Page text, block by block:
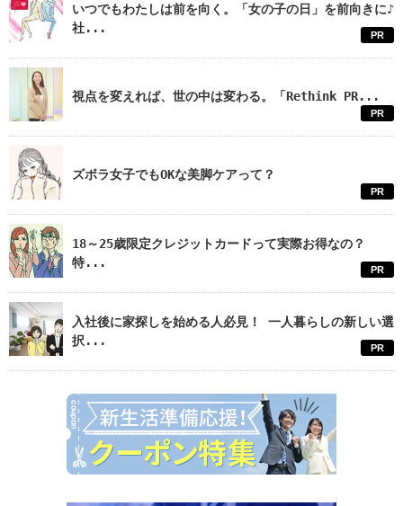
いつでもわたしは前を向く。「女の子の日」を前向きに♪
社...
PR
視点を変えれば、世の中は変わる。「Rethink PR...
PR
ズボラ女子でもOKな美脚ケアって？
PR
18～25歳限定クレジットカードって実際お得なの？
特...
PR
入社後に家探しを始める人必見！ 一人暮らしの新しい選
択...
PR